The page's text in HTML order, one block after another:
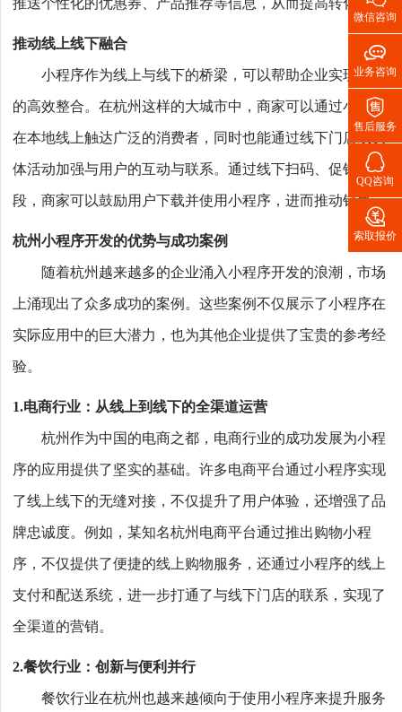
推送个性化的优惠券、产品推荐等信息，从而提高转化率。
推动线上线下融合
小程序作为线上与线下的桥梁，可以帮助企业实现资源
的高效整合。在杭州这样的大城市中，商家可以通过小程序
在本地线上触达广泛的消费者，同时也能通过线下门店或实
体活动加强与用户的互动与联系。通过线下扫码、促销等手
段，商家可以鼓励用户下载并使用小程序，进而推动销售。
杭州小程序开发的优势与成功案例
随着杭州越来越多的企业涌入小程序开发的浪潮，市场
上涌现出了众多成功的案例。这些案例不仅展示了小程序在
实际应用中的巨大潜力，也为其他企业提供了宝贵的参考经
验。
1.电商行业：从线上到线下的全渠道运营
杭州作为中国的电商之都，电商行业的成功发展为小程
序的应用提供了坚实的基础。许多电商平台通过小程序实现
了线上线下的无缝对接，不仅提升了用户体验，还增强了品
牌忠诚度。例如，某知名杭州电商平台通过推出购物小程
序，不仅提供了便捷的线上购物服务，还通过小程序的线上
支付和配送系统，进一步打通了与线下门店的联系，实现了
全渠道的营销。
2.餐饮行业：创新与便利并行
餐饮行业在杭州也越来越倾向于使用小程序来提升服务
微信咨询

业务咨询

售后服务

QQ咨询

索取报价